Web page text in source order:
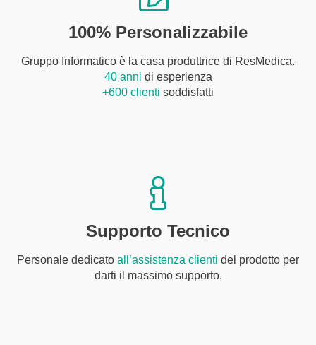
100% Personalizzabile
Gruppo Informatico è la casa produttrice di ResMedica.
40 anni di esperienza
+600 clienti soddisfatti
Supporto Tecnico
Personale dedicato all’assistenza clienti del prodotto per
darti il massimo supporto.